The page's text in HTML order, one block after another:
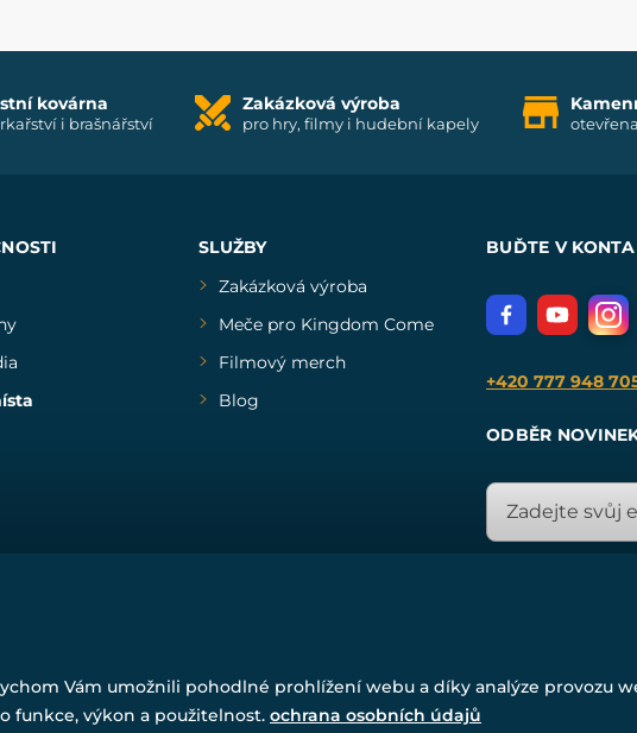
kovárna
i brašnářství
Zakázková výroba
pro hry, filmy i hudební kapely
SLUŽBY
Zakázková výroba
Meče pro Kingdom Come
Filmový merch
Blog
BUĎTE V
+420 777 948
ODBĚR
Powered bySimplia.cz, protected by reCAPTCHA.
Vám umožnili pohodlné prohlížení webu a díky analýze provozu
funkce, výkon a použitelnost. ochrana osobních údajů